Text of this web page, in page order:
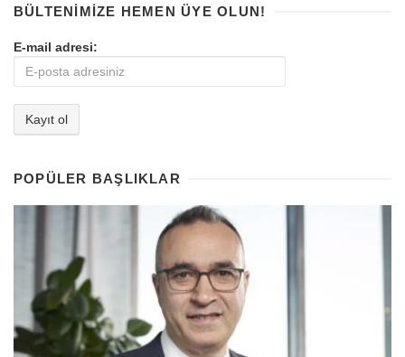
BÜLTENIMIZE HEMEN ÜYE OLUN!
E-mail adresi:
POPÜLER BAŞLIKLAR